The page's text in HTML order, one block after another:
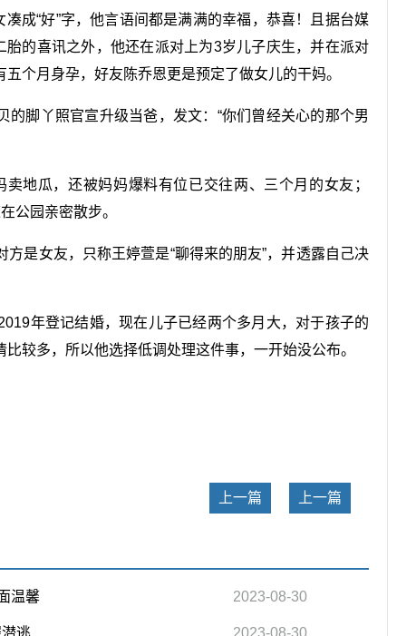
成“好”字，他言语间都是满满的幸福，恭喜！且据台媒
的喜讯之外，他还在派对上为3岁儿子庆生，并在派对
个月身孕，好友陈乔恩更是预定了做女儿的干妈。
脚丫照官宣升级当爸，发文：“你们曾经关心的那个男
地瓜，还被妈妈爆料有位已交往两、三个月的女友；
公园亲密散步。
是女友，只称王婷萱是“聊得来的朋友”，并透露自己决
年登记结婚，现在儿子已经两个多月大，对于孩子的
较多，所以他选择低调处理这件事，一开始没公布。
上一篇 上一篇
温馨 2023-08-30
逃 2023-08-30